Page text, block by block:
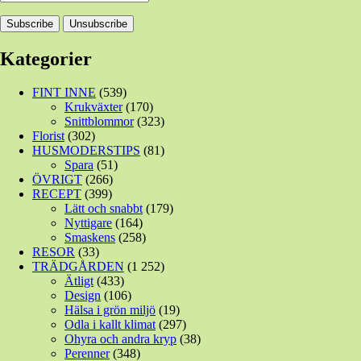
Kategorier
FINT INNE (539)
Krukväxter(170)
Snittblommor(323)
Florist(302)
HUSMODERSTIPS (81)
Spara (51)
ÖVRIGT (266)
RECEPT (399)
Lätt och snabbt(179)
Nyttigare (164)
Smaskens (258)
RESOR (33)
TRÄDGÅRDEN (1 252)
Ätligt(433)
Design (106)
Hälsa i grön miljö (19)
Odla i kallt klimat(297)
Ohyra och andra kryp (38)
Perenner(348)